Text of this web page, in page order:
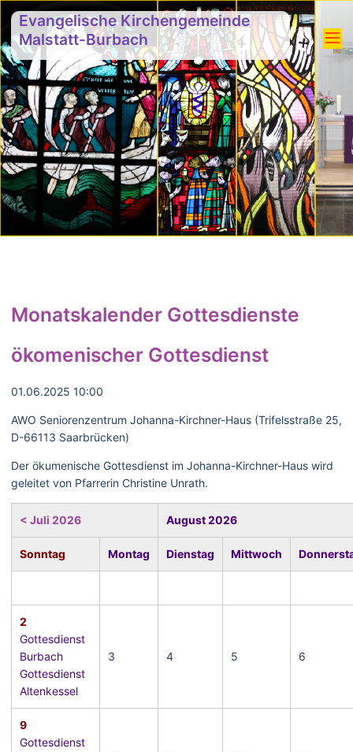
Evangelische Kirchengemeinde
Malstatt-Burbach
Monatskalender Gottesdienste
ökomenischer Gottesdienst
01.06.2025 10:00
AWO Seniorenzentrum Johanna-Kirchner-Haus (Trifelsstraße 25,
D-66113 Saarbrücken)
Der ökumenische Gottesdienst im Johanna-Kirchner-Haus wird
geleitet von Pfarrerin Christine Unrath.
< Juli 2026 August 2026
Sonntag Montag Dienstag Mittwoch
2
Gottesdienst
Burbach
Gottesdienst
Altenkessel
3 4 5 6
9
Gottesdienst